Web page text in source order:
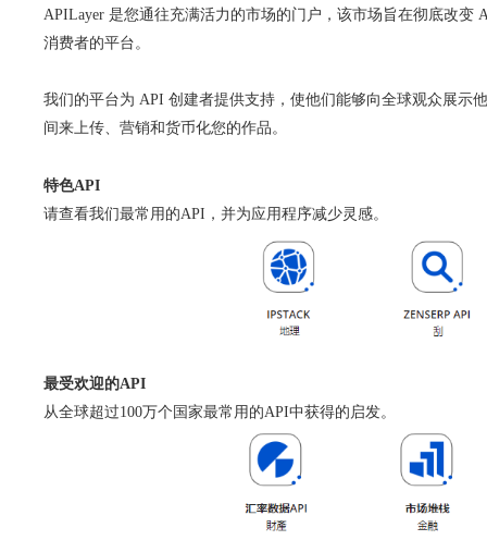
APILayer 是您通往充满活力的市场的门户，该市场旨在彻底改
消费者的平台。
我们的平台为 API 创建者提供支持，使他们能够向全球观众展示
间来上传、营销和货币化您的作品。
特色API
请查看我们最常用的API，并为应用程序减少灵感。
最受欢迎的API
从全球超过100万个国家最常用的API中获得的启发。